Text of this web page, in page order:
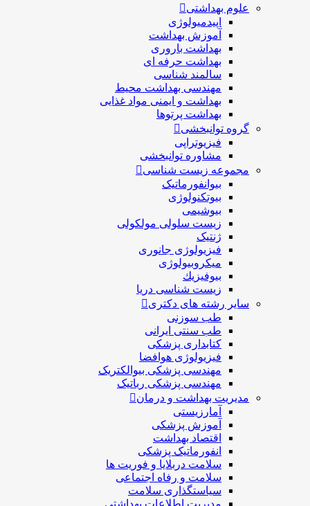
علوم بهداشتی
اپیدمیولوژی
آموزش بهداشت
بهداشت باروری
بهداشت حرفه ای
سالمند شناسی
مهندسی بهداشت محيط
بهداشت و ایمنی مواد غذایی
بهداشت پرتوها
گروه توانبخشی
فیزیوتراپی
مشاوره توانبخشی
مجموعه زیست شناسی
بیوانفورماتیک
بیوتکنولوژی
بیوشیمی
زیست سلولی مولکولی
ژنتیک
فیزیولوژی جانوری
میکروبیولوژی
بيوفيزيك
زیست شناسی دریا
سایر رشته های دکتری
طب سوزنی
طب سنتی ایرانی
کتابداری پزشکی
فیزیولوژی هوافضا
مهندسی پزشکی بیوالکتریک
مهندسی پزشکی رباتیک
مدیریت بهداشت و درمان
آمارزیستی
آموزش پزشکی
اقتصاد بهداشت
انفورماتیک پزشکی
سلامت دربلايا و فوريت ها
سلامت و رفاه اجتماعی
سیاستگذاری سلامت
مدیریت اطلاعات بهداشتی